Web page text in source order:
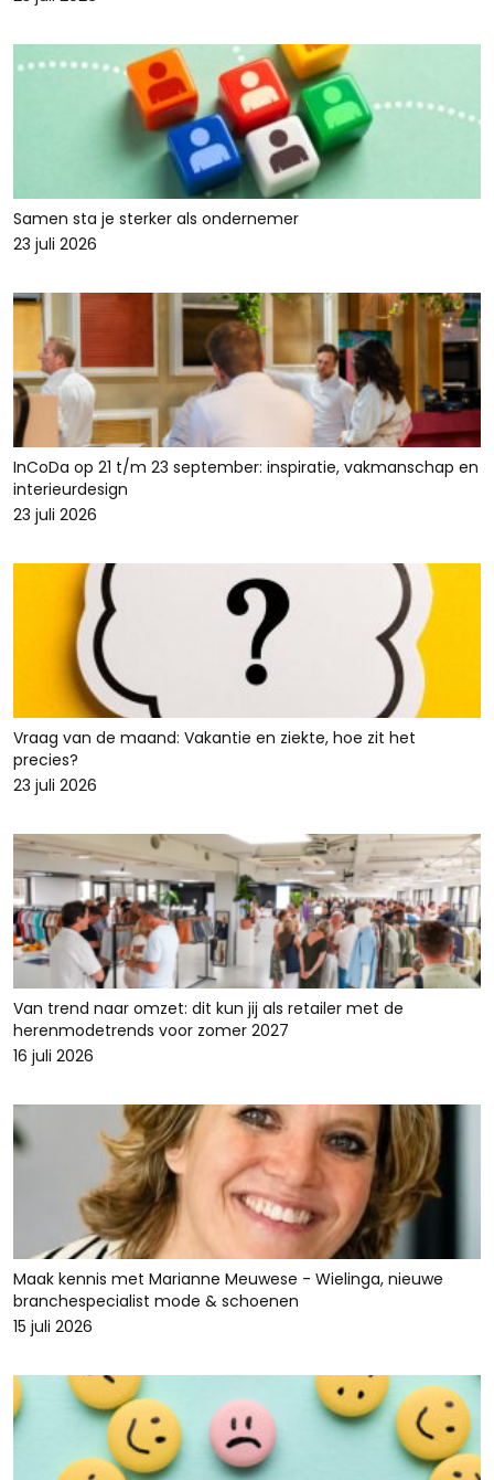
Samen sta je sterker als ondernemer
23 juli 2026
InCoDa op 21 t/m 23 september: inspiratie, vakmanschap en
interieurdesign
23 juli 2026
Vraag van de maand: Vakantie en ziekte, hoe zit het
precies?
23 juli 2026
Van trend naar omzet: dit kun jij als retailer met de
herenmodetrends voor zomer 2027
16 juli 2026
Maak kennis met Marianne Meuwese - Wielinga, nieuwe
branchespecialist mode & schoenen
15 juli 2026